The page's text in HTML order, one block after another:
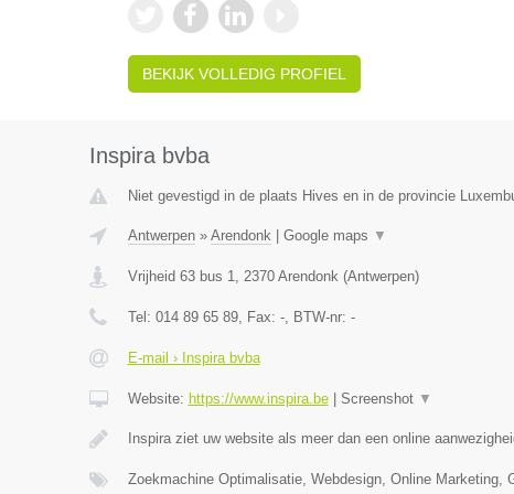
BEKIJK VOLLEDIG PROFIEL
Inspira bvba
Niet gevestigd in de plaats Hives en in de provincie
Antwerpen» Arendonk| Google maps ▼
Vrijheid 63 bus 1, 2370 Arendonk(Antwerpen)
Tel: 014 89 65 89, Fax: -, BTW-nr: -
E-mail › Inspira bvba
Website: https://www.inspira.be| Screenshot ▼
Inspira ziet uw website als meer dan een online
Zoekmachine Optimalisatie, Webdesign, Online Marketing,